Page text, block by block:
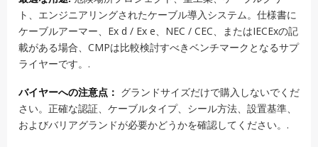
ト、エンジニアリングされたケーブル導入システム。仕様書に
ケーブルアーマー、Ex d / Ex e、NEC / CEC、またはIECExの記
載がある場合、CMPは比較検討すべきベンチマークとなるサプ
ライヤーです。.
バイヤーへの注意点： グランドサイズだけで購入しないでくだ
さい。正確な認証、ケーブルタイプ、シール方法、設置基準、
およびバリアグランドが必要かどうかを確認してください。.